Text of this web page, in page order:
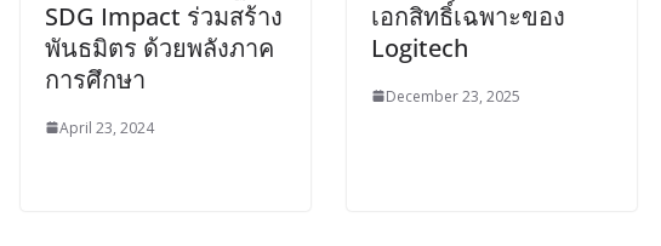
SDG Impact ร่วมสร้าง
พันธมิตร ด้วยพลังภาค
การศึกษา
April 23, 2024
เอกสิทธิ์เฉพาะของ
Logitech
December 23, 2025